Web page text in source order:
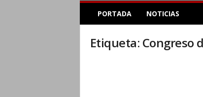
E
A
PORTADA NOTICIAS
Etiqueta: Congreso